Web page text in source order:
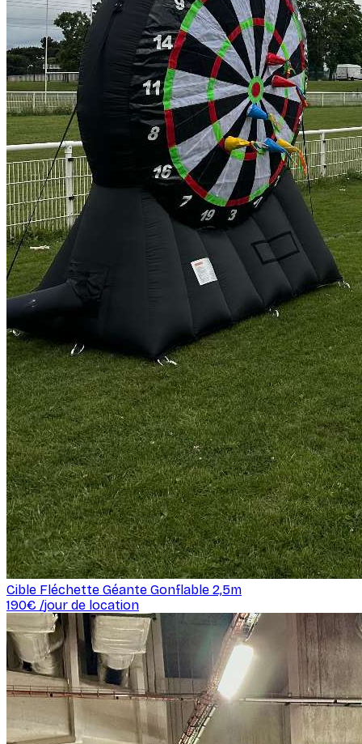
Cible Fléchette Géante Gonflable 2,5m
190€ /jour de location